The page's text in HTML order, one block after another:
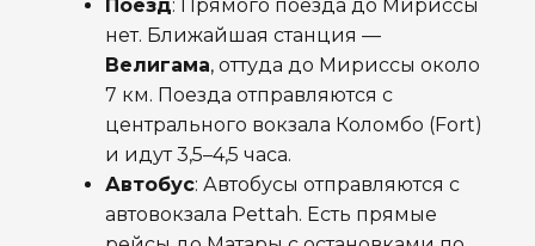
Поезд: Прямого поезда до Мириссы
нет. Ближайшая станция —
Велигама, оттуда до Мириссы около
7 км. Поезда отправляются с
центрального вокзала Коломбо (Fort)
и идут 3,5–4,5 часа.
Автобус: Автобусы отправляются с
автовокзала Pettah. Есть прямые